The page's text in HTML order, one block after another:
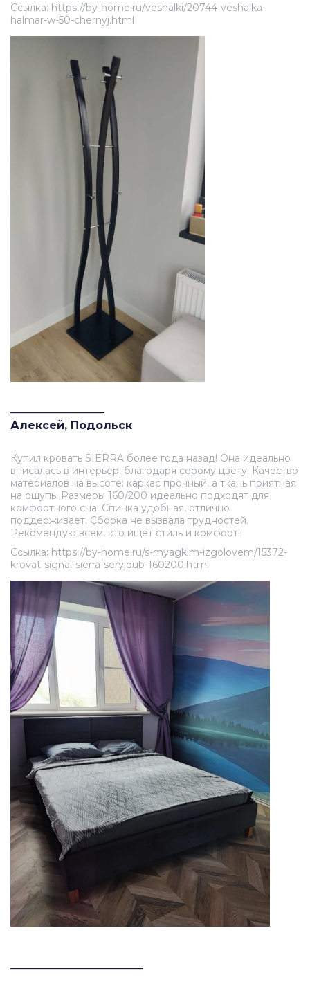
Ссылка: https://by-home.ru/veshalki/20744-veshalka-
halmar-w-50-chernyj.html
Алексей, Подольск
Купил кровать SIERRA более года назад! Она идеально
вписалась в интерьер, благодаря серому цвету. Качество
материалов на высоте: каркас прочный, а ткань приятная
на ощупь. Размеры 160/200 идеально подходят для
комфортного сна. Спинка удобная, отлично
поддерживает. Сборка не вызвала трудностей.
Рекомендую всем, кто ищет стиль и комфорт!
Ссылка: https://by-home.ru/s-myagkim-izgolovem/15372-
krovat-signal-sierra-seryjdub-160200.html